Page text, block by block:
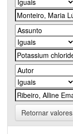
Retornar valores